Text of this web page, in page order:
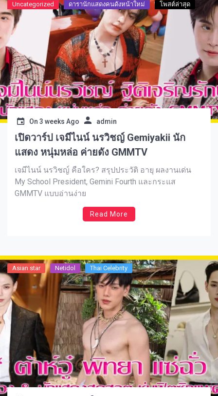
Uncategorized ดารานักแสดงคนดังหน้าใหม่ โพสต์ล่าสุด
On 3 weeks Ago admin
เปิดวาร์ป เจมีไนน์ นรวิชญ์ Gemiyakii นัก
แสดง หนุ่มหล่อ ค่ายดัง GMMTV
เจมีไนน์ นรวิชญ์ คือใคร? สรุปประวัติ อายุ ผลงานเด่น
My School President, Gemini Fourth และกระแส
GMMTV แบบอ่านง่าย
Read More
Asian star Netidol Thai Celebrity